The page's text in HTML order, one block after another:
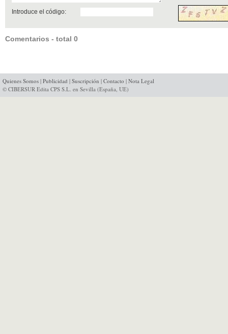
Introduce el código:
Comentarios - total 0
Quienes Somos | Publicidad | Suscripción | Contacto | Nota Legal
© CIBERSUR Edita CPS S.L. en Sevilla (España, UE)